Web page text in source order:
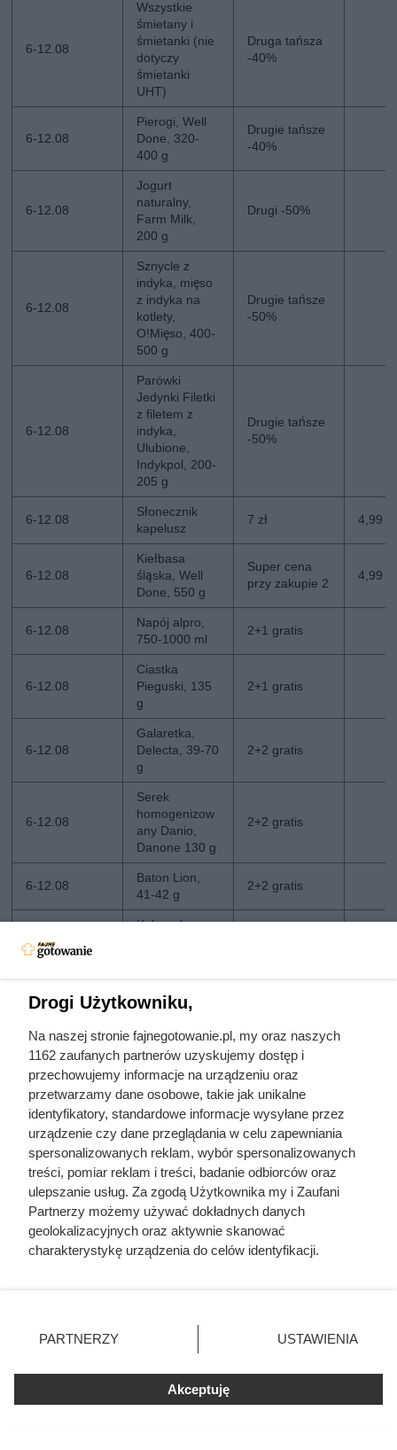
6-12.08
Wszystkie
śmietany i
śmietanki (nie
dotyczy
śmietanki
UHT)
Druga tańsza
-40%
6-12.08
Pierogi, Well
Done, 320-
400 g
Drugie tańsze
-40%
6-12.08
Jogurt
naturalny,
Farm Milk,
200 g
Drugi -50%
6-12.08
Sznycle z
indyka, mięso
z indyka na
kotlety,
O!Mięso, 400-
500 g
Drugie tańsze
-50%
6-12.08
Parówki
Jedynki Filetki
z filetem z
indyka,
Ulubione,
Indykpol, 200-
205 g
Drugie tańsze
-50%
6-12.08
Słonecznik
kapelusz
7 zł 4,99
6-12.08
Kiełbasa
śląska, Well
Done, 550 g
Super cena
przy zakupie 2
4,99
6-12.08
Napój alpro,
750-1000 ml
2+1 gratis
6-12.08
Ciastka
Pieguski, 135
g
2+1 gratis
6-12.08
Galaretka,
Delecta, 39-70
g
2+2 gratis
6-12.08
Serek
homogenizow
any Danio,
Danone 130 g
2+2 gratis
6-12.08
Baton Lion,
41-42 g
2+2 gratis
Kukurydza
Drogi Użytkowniku,
Na naszej stronie fajnegotowanie.pl, my oraz naszych
1162 zaufanych partnerów uzyskujemy dostęp i
przechowujemy informacje na urządzeniu oraz
przetwarzamy dane osobowe, takie jak unikalne
identyfikatory, standardowe informacje wysyłane przez
urządzenie czy dane przeglądania w celu zapewniania
spersonalizowanych reklam, wybór spersonalizowanych
treści, pomiar reklam i treści, badanie odbiorców oraz
ulepszanie usług. Za zgodą Użytkownika my i Zaufani
Partnerzy możemy używać dokładnych danych
geolokalizacyjnych oraz aktywnie skanować
charakterystykę urządzenia do celów identyfikacji.
zmienić/wycofać klikając przycisk ustawień prywatności
znajdujący się w lewym dolnym rogu strony
rodzaje przetwarzania danych nie wymagają zgody
użytkownika, ale masz prawo sprzeciwić się takiemu
przetwarzaniu. Preferencje będą miały zastosowania tylko
PARTNERZY USTAWIENIA
Akceptuję